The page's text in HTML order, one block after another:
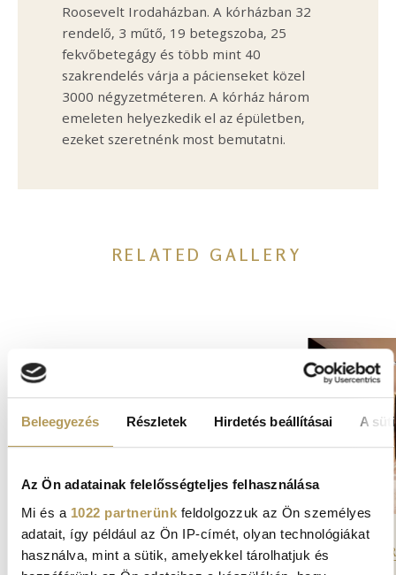
Beleegyezés Részletek Hirdetés beállításai A
Az Ön adatainak felelősségteljes felhasználása
Mi és a 1022 partnerünkfeldolgozzuk az Ön személyes
adatait, így például az Ön IP-címét, olyan technológiákat
használva, mint a sütik, amelyekkel tárolhatjuk és
Roosevelt Irodaházban. A kórházban 32
rendelő, 3 műtő, 19 betegszoba, 25
fekvőbetegágy és több mint 40
szakrendelés várja a pácienseket közel
3000 négyzetméteren. A kórház három
emeleten helyezkedik el az épületben,
ezeket szeretnénk most bemutatni.
RELATED GALLERY
DR. ROSE PRIVATE HOSPITAL
Our hospital - the Dr. Rose Private
Image
DR. ROSE